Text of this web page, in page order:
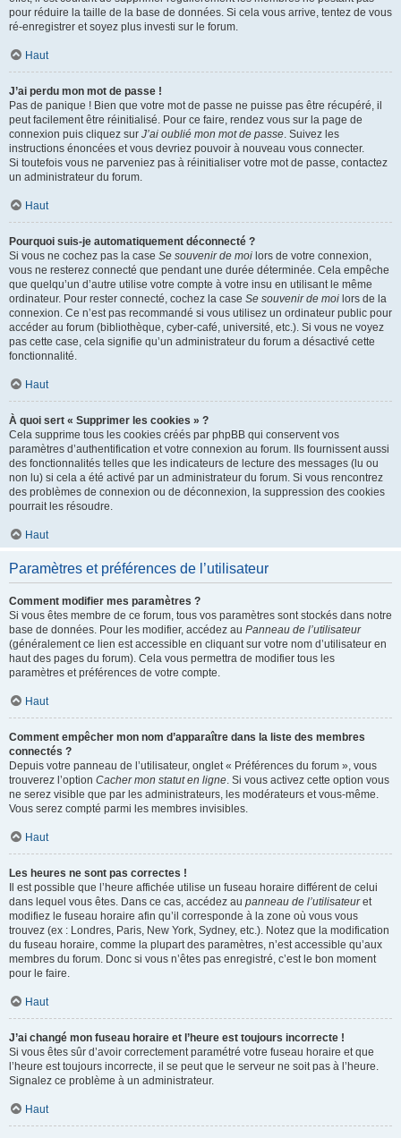
pour réduire la taille de la base de données. Si cela vous arrive, tentez de vous
ré-enregistrer et soyez plus investi sur le forum.
Haut
J’ai perdu mon mot de passe !
Pas de panique ! Bien que votre mot de passe ne puisse pas être récupéré, il
peut facilement être réinitialisé. Pour ce faire, rendez vous sur la page de
connexion puis cliquez sur J’ai oublié mon mot de passe. Suivez les
instructions énoncées et vous devriez pouvoir à nouveau vous connecter.
Si toutefois vous ne parveniez pas à réinitialiser votre mot de passe, contactez
un administrateur du forum.
Haut
Pourquoi suis-je automatiquement déconnecté ?
Si vous ne cochez pas la case Se souvenir de moi lors de votre connexion,
vous ne resterez connecté que pendant une durée déterminée. Cela empêche
que quelqu’un d’autre utilise votre compte à votre insu en utilisant le même
ordinateur. Pour rester connecté, cochez la case Se souvenir de moi lors de la
connexion. Ce n’est pas recommandé si vous utilisez un ordinateur public pour
accéder au forum (bibliothèque, cyber-café, université, etc.). Si vous ne voyez
pas cette case, cela signifie qu’un administrateur du forum a désactivé cette
fonctionnalité.
Haut
À quoi sert « Supprimer les cookies » ?
Cela supprime tous les cookies créés par phpBB qui conservent vos
paramètres d’authentification et votre connexion au forum. Ils fournissent aussi
des fonctionnalités telles que les indicateurs de lecture des messages (lu ou
non lu) si cela a été activé par un administrateur du forum. Si vous rencontrez
des problèmes de connexion ou de déconnexion, la suppression des cookies
pourrait les résoudre.
Haut
Paramètres et préférences de l’utilisateur
Comment modifier mes paramètres ?
Si vous êtes membre de ce forum, tous vos paramètres sont stockés dans notre
base de données. Pour les modifier, accédez au Panneau de l’utilisateur
(généralement ce lien est accessible en cliquant sur votre nom d’utilisateur en
haut des pages du forum). Cela vous permettra de modifier tous les
paramètres et préférences de votre compte.
Haut
Comment empêcher mon nom d’apparaître dans la liste des membres
connectés ?
Depuis votre panneau de l’utilisateur, onglet « Préférences du forum », vous
trouverez l’option Cacher mon statut en ligne. Si vous activez cette option vous
ne serez visible que par les administrateurs, les modérateurs et vous-même.
Vous serez compté parmi les membres invisibles.
Haut
Les heures ne sont pas correctes !
Il est possible que l’heure affichée utilise un fuseau horaire différent de celui
dans lequel vous êtes. Dans ce cas, accédez au panneau de l’utilisateuret
modifiez le fuseau horaire afin qu’il corresponde à la zone où vous vous
trouvez (ex : Londres, Paris, New York, Sydney, etc.). Notez que la modification
du fuseau horaire, comme la plupart des paramètres, n’est accessible qu’aux
membres du forum. Donc si vous n’êtes pas enregistré, c’est le bon moment
pour le faire.
Haut
J’ai changé mon fuseau horaire et l’heure est toujours incorrecte !
Si vous êtes sûr d’avoir correctement paramétré votre fuseau horaire et que
l’heure est toujours incorrecte, il se peut que le serveur ne soit pas à l’heure.
Signalez ce problème à un administrateur.
Haut